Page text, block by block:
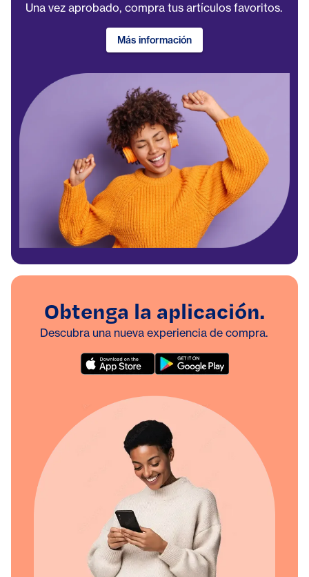
Una vez aprobado, compra tus artículos favoritos.
Más información
Obtenga la aplicación.
Descubra una nueva experiencia de compra.